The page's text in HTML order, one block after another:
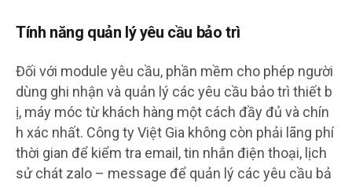
Tính năng quản lý yêu cầu bảo trì
Đối với module yêu cầu, phần mềm cho phép người
dùng ghi nhận và quản lý các yêu cầu bảo trì thiết b
ị, máy móc từ khách hàng một cách đầy đủ và chín
h xác nhất. Công ty Việt Gia không còn phải lãng phí
thời gian để kiểm tra email, tin nhắn điện thoại, lịch
sử chát zalo – message để quản lý các yêu cầu bả